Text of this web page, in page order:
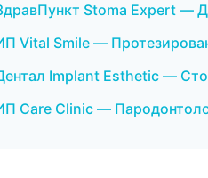
Stoma Expert —
Vital Smile —
Implant Esthetic —
Care Clinic —